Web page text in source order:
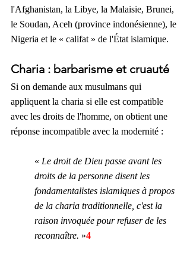
l'Afghanistan, la Libye, la Malaisie, Brunei,
le Soudan, Aceh (province indonésienne), le
Nigeria et le « califat » de l'État islamique.
Charia : barbarisme et cruauté
Si on demande aux musulmans qui
appliquent la charia si elle est compatible
avec les droits de l'homme, on obtient une
réponse incompatible avec la modernité :
« Le droit de Dieu passe avant les
droits de la personne disent les
fondamentalistes islamiques à propos
de la charia traditionnelle, c'est la
raison invoquée pour refuser de les
reconnaître. »4